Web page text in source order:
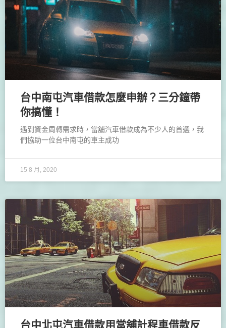
台中南屯汽車借款怎麼申辦？三分鐘帶
你搞懂！
遇到資金周轉需求時，當舖汽車借款成為不少人的首選，我
們協助一位台中南屯的車主成功
15 8 月, 2020
台中北屯汽車借款用當舖計程車借款反